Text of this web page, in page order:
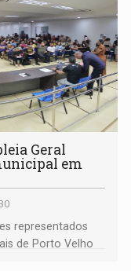
Geral
em
representados
de Porto Velho